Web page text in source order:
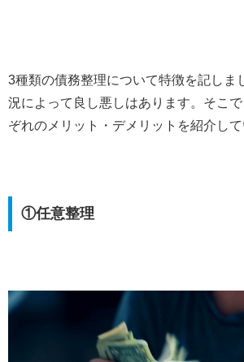
3種類の債務整理について特徴を記しま
況によって良し悪しはあります。そこ
ぞれのメリット・デメリットを紹介して
①任意整理